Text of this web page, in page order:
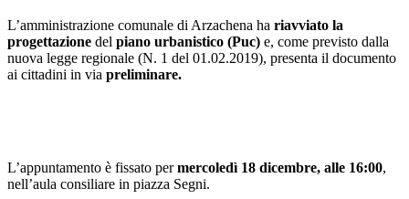
L’amministrazione comunale di Arzachena ha riavviato la
progettazione del piano urbanistico (Puc) e, come previsto dalla
nuova legge regionale (N. 1 del 01.02.2019), presenta il documento
ai cittadini in via preliminare.
L’appuntamento è fissato permercoledì 18 dicembre, alle 16:00,
nell’aula consiliare in piazza Segni.